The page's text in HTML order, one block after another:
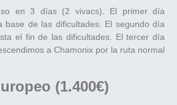
en 3 días (2 vivacs). El primer día
base de las dificultades. El segundo día
el fin de las dificultades. El tercer día
a Chamonix por la ruta normal
(1.400€)